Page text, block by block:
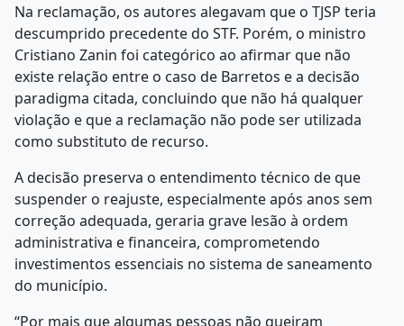
Na reclamação, os autores alegavam que o TJSP teria
descumprido precedente do STF. Porém, o ministro
Cristiano Zanin foi categórico ao afirmar que não
existe relação entre o caso de Barretos e a decisão
paradigma citada, concluindo que não há qualquer
violação e que a reclamação não pode ser utilizada
como substituto de recurso.
A decisão preserva o entendimento técnico de que
suspender o reajuste, especialmente após anos sem
correção adequada, geraria grave lesão à ordem
administrativa e financeira, comprometendo
investimentos essenciais no sistema de saneamento
do município.
“Por mais que algumas pessoas não queiram